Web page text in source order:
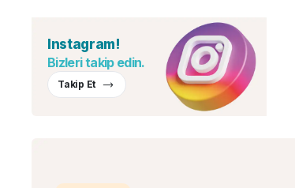
Instagram!
Bizleri takip edin.
Takip Et